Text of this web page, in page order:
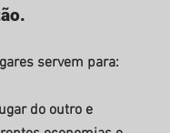
servem para:
do outro e